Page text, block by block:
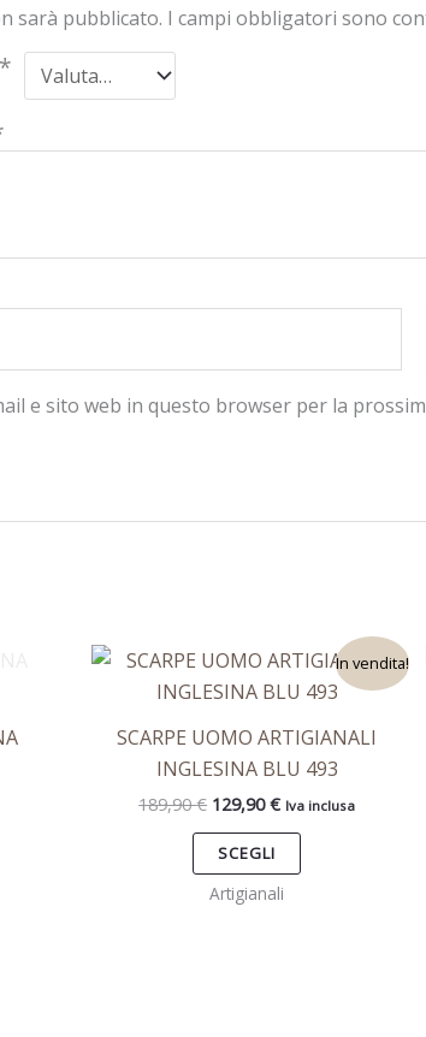
sarà pubblicato. I campi obbligatori sono
*
e sito web in questo browser per la
In vendita!
SCARPE UOMO ARTIGIANALI
INGLESINA BLU 493
189,90€
Il
prezzo
originale
189,90 €.
129,90€
Il
prezzo
attuale
129,90 €.
Iva inclusa
SCEGLI
Questo
prodotto
più
varianti.
Le
possono
Artigianali